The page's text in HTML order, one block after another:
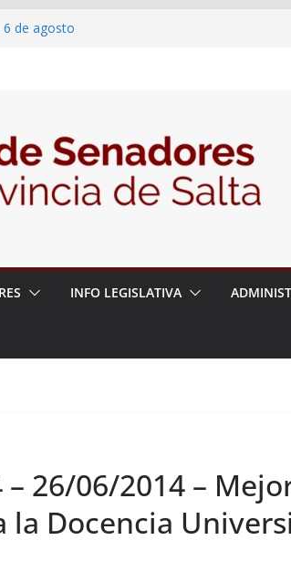
6 de agosto
– 06/08/26 – Créase el Ente Salteño
Vegetal
INFO LEGISLATIVA
– 26/06/2014 –
Docencia